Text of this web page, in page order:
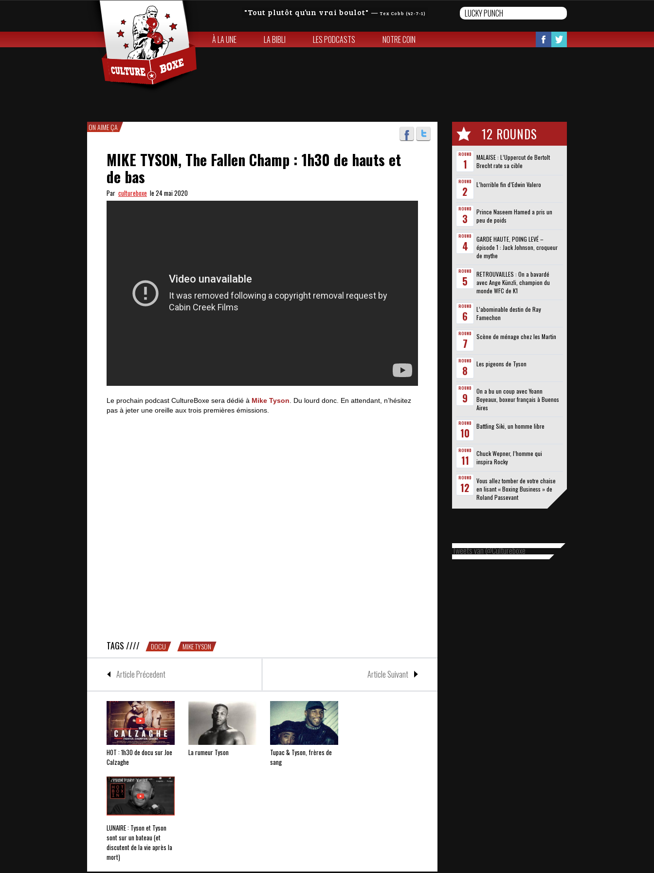
Tout plutôt qu’un vrai boulot — Tex Cobb (42-7-1)
À LA UNE LA BIBLI LES PODCASTS NOTRE COIN
12 ROUNDS
ROUND
1
MALAISE : L’Uppercut de Bertolt
Brecht rate sa cible
ROUND
2 L’horrible fin d’Edwin Valero
ROUND
3
Prince Naseem Hamed a pris un
peu de poids
ROUND
4
GARDE HAUTE, POING LEVÉ –
épisode 1 : Jack Johnson, croqueur
de mythe
ROUND
5
RETROUVAILLES : On a bavardé
avec Ange Künzli, champion du
monde WFC de K1
ROUND
6
L’abominable destin de Ray
Famechon
ROUND
7 Scène de ménage chez les Martin
ROUND
8 Les pigeons de Tyson
ROUND
9
On a bu un coup avec Yoann
Boyeaux, boxeur français à Buenos
Aires
ROUND
10 Battling Siki, un homme libre
ROUND
11
Chuck Wepner, l’homme qui
inspira Rocky
ROUND
12
Vous allez tomber de votre chaise
en lisant « Boxing Business » de
Roland Passevant
Tweets van @Cultureboxe
ON AIME ÇA
MIKE TYSON, The Fallen Champ : 1h30 de hauts et
de bas
Par cultureboxe le 24 mai 2020
Le prochain podcast CultureBoxe sera dédié à Mike Tyson . Du lourd donc. En attendant, n’hésitez
pas à jeter une oreille aux trois premières émissions.
TAGS //// DOCU MIKE TYSON
Article Précedent Article Suivant
HOT : 1h30 de docu sur Joe
Calzaghe
La rumeur Tyson
Tupac & Tyson, frères de
sang
LUNAIRE : Tyson et Tyson
sont sur un bateau (et
discutent de la vie après la
mort)